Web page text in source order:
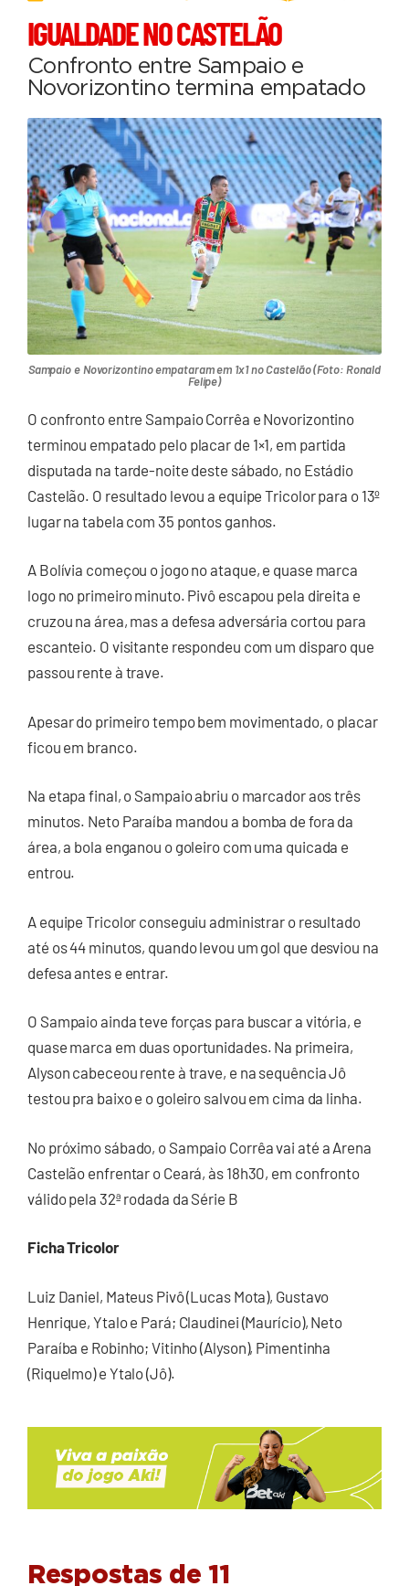
IGUALDADE NO CASTELÃO
Confronto entre Sampaio e
Novorizontino termina empatado
Sampaio e Novorizontino empataram em 1x1 no Castelão (Foto: Ronald
Felipe)
O confronto entre Sampaio Corrêa e Novorizontino
terminou empatado pelo placar de 1×1, em partida
disputada na tarde-noite deste sábado, no Estádio
Castelão. O resultado levou a equipe Tricolor para o 13º
lugar na tabela com 35 pontos ganhos.
A Bolívia começou o jogo no ataque, e quase marca
logo no primeiro minuto. Pivô escapou pela direita e
cruzou na área, mas a defesa adversária cortou para
escanteio. O visitante respondeu com um disparo que
passou rente à trave.
Apesar do primeiro tempo bem movimentado, o placar
ficou em branco.
Na etapa final, o Sampaio abriu o marcador aos três
minutos. Neto Paraíba mandou a bomba de fora da
área, a bola enganou o goleiro com uma quicada e
entrou.
A equipe Tricolor conseguiu administrar o resultado
até os 44 minutos, quando levou um gol que desviou na
defesa antes e entrar.
O Sampaio ainda teve forças para buscar a vitória, e
quase marca em duas oportunidades. Na primeira,
Alyson cabeceou rente à trave, e na sequência Jô
testou pra baixo e o goleiro salvou em cima da linha.
No próximo sábado, o Sampaio Corrêa vai até a Arena
Castelão enfrentar o Ceará, às 18h30, em confronto
válido pela 32ª rodada da Série B
Ficha Tricolor
Luiz Daniel, Mateus Pivô (Lucas Mota), Gustavo
Henrique, Ytalo e Pará; Claudinei (Maurício), Neto
Paraíba e Robinho; Vitinho (Alyson), Pimentinha
(Riquelmo) e Ytalo (Jô).
Respostas de 11